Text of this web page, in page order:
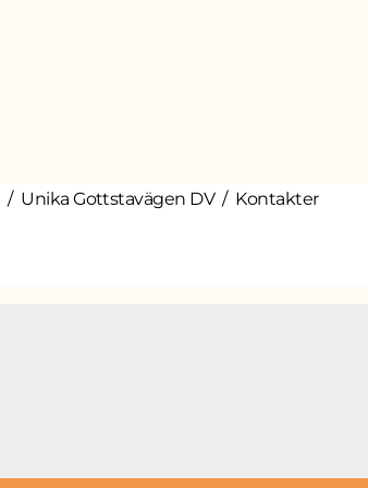
Unika Gottstavägen DV Kontakter